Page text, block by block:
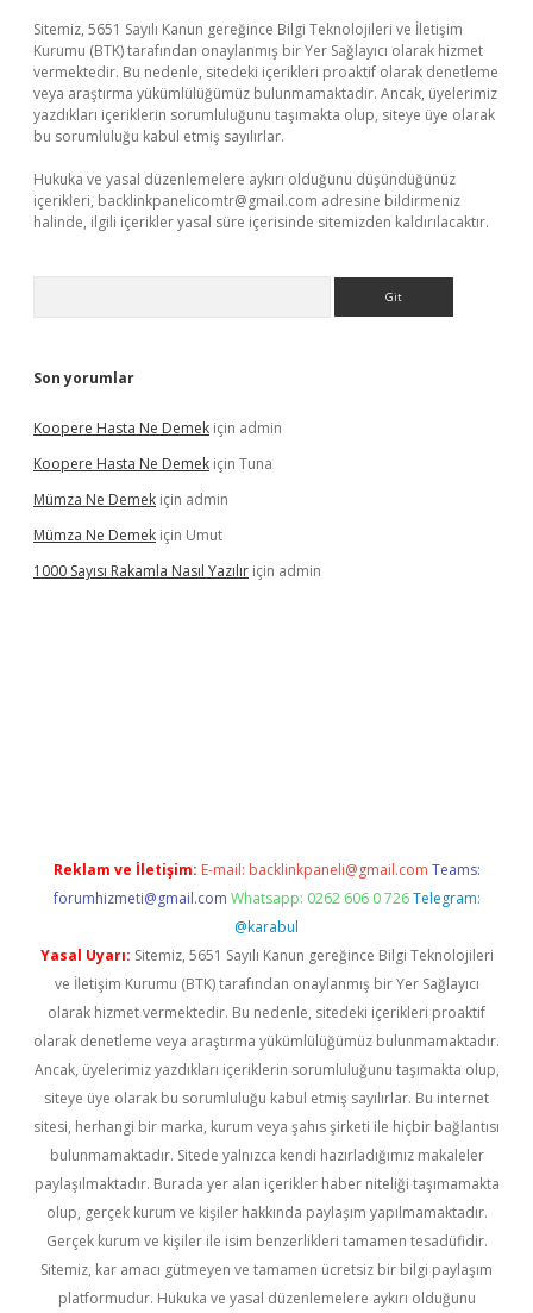
Sitemiz, 5651 Sayılı Kanun gereğince Bilgi Teknolojileri ve İletişim
Kurumu (BTK) tarafından onaylanmış bir Yer Sağlayıcı olarak hizmet
vermektedir. Bu nedenle, sitedeki içerikleri proaktif olarak denetleme
veya araştırma yükümlülüğümüz bulunmamaktadır. Ancak, üyelerimiz
yazdıkları içeriklerin sorumluluğunu taşımakta olup, siteye üye olarak
bu sorumluluğu kabul etmiş sayılırlar.
Hukuka ve yasal düzenlemelere aykırı olduğunu düşündüğünüz
içerikleri, backlinkpanelicomtr@gmail.com adresine bildirmeniz
halinde, ilgili içerikler yasal süre içerisinde sitemizden kaldırılacaktır.
Son yorumlar
Koopere Hasta Ne Demek için admin
Koopere Hasta Ne Demek için Tuna
Mümza Ne Demek için admin
Mümza Ne Demek için Umut
1000 Sayısı Rakamla Nasıl Yazılır için admin
Reklam ve İletişim: E-mail: backlinkpaneli@gmail.com Teams:
forumhizmeti@gmail.com Whatsapp: 0262 606 0 726 Telegram:
@karabul
Yasal Uyarı: Sitemiz, 5651 Sayılı Kanun gereğince Bilgi Teknolojileri
ve İletişim Kurumu (BTK) tarafından onaylanmış bir Yer Sağlayıcı
olarak hizmet vermektedir. Bu nedenle, sitedeki içerikleri proaktif
olarak denetleme veya araştırma yükümlülüğümüz bulunmamaktadır.
Ancak, üyelerimiz yazdıkları içeriklerin sorumluluğunu taşımakta olup,
siteye üye olarak bu sorumluluğu kabul etmiş sayılırlar. Bu internet
sitesi, herhangi bir marka, kurum veya şahıs şirketi ile hiçbir bağlantısı
bulunmamaktadır. Sitede yalnızca kendi hazırladığımız makaleler
paylaşılmaktadır. Burada yer alan içerikler haber niteliği taşımamakta
olup, gerçek kurum ve kişiler hakkında paylaşım yapılmamaktadır.
Gerçek kurum ve kişiler ile isim benzerlikleri tamamen tesadüfidir.
Sitemiz, kar amacı gütmeyen ve tamamen ücretsiz bir bilgi paylaşım
platformudur. Hukuka ve yasal düzenlemelere aykırı olduğunu